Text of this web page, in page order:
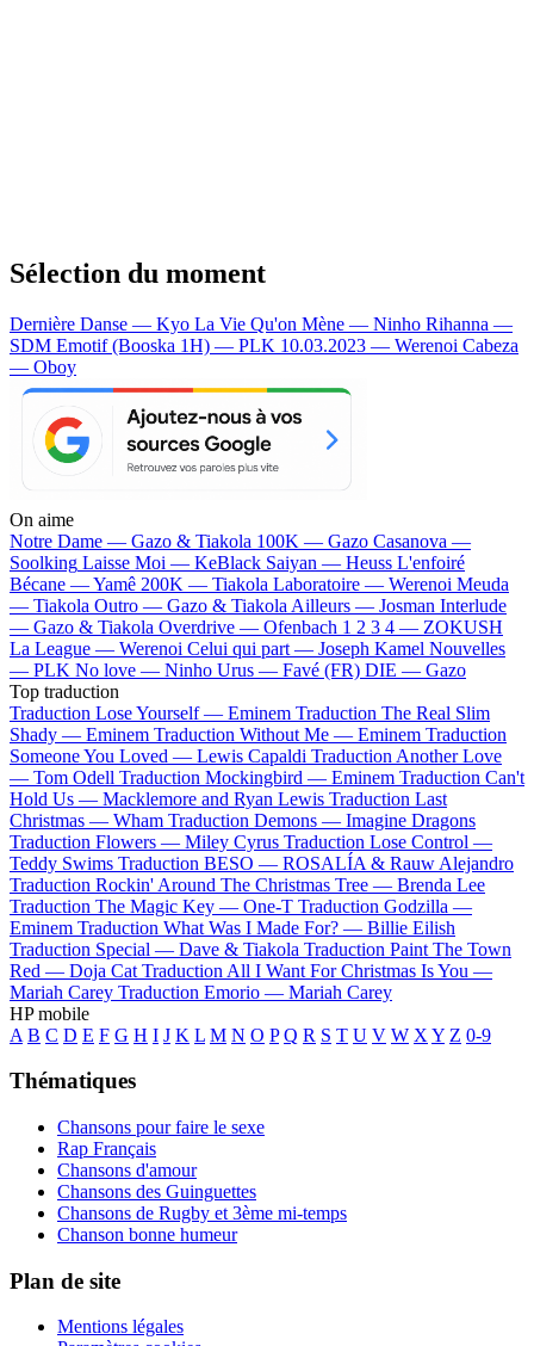
Sélection du moment
Dernière Danse — Kyo La Vie Qu'on Mène — Ninho Rihanna —
SDM Emotif (Booska 1H) — PLK 10.03.2023 — Werenoi Cabeza
— Oboy
On aime
Notre Dame — Gazo & Tiakola 100K — Gazo Casanova —
Soolking Laisse Moi — KeBlack Saiyan — Heuss L'enfoiré
Bécane —Yamê 200K — Tiakola Laboratoire — Werenoi Meuda
— Tiakola Outro — Gazo & Tiakola Ailleurs — Josman Interlude
— Gazo & Tiakola Overdrive — Ofenbach 1 2 3 4 — ZOKUSH
La League — Werenoi Celui qui part — Joseph Kamel Nouvelles
— PLK No love — Ninho Urus — Favé (FR) DIE — Gazo
Top traduction
Traduction Lose Yourself — Eminem Traduction The Real Slim
Shady — Eminem Traduction Without Me — Eminem Traduction
Someone You Loved — Lewis Capaldi Traduction Another Love
— Tom Odell Traduction Mockingbird — Eminem Traduction Can't
Hold Us — Macklemore and Ryan Lewis Traduction Last
Christmas — Wham Traduction Demons — Imagine Dragons
Traduction Flowers — Miley Cyrus Traduction Lose Control —
Teddy Swims Traduction BESO — ROSALÍA & Rauw Alejandro
Traduction Rockin' Around The Christmas Tree — Brenda Lee
Traduction The Magic Key — One-T Traduction Godzilla —
Eminem Traduction What Was I Made For? — Billie Eilish
Traduction Special — Dave & Tiakola Traduction Paint The Town
Red — Doja Cat Traduction All I Want For Christmas Is You —
Mariah Carey Traduction Emorio — Mariah Carey
HP mobile
A B C D E F G H I J K L M N O P Q R S T U V W X Y Z 0-9
Thématiques
Chansons pour faire le sexe
Rap Français
Chansons d'amour
Chansons des Guinguettes
Chansons de Rugby et 3ème mi-temps
Chanson bonne humeur
Plan de site
Mentions légales